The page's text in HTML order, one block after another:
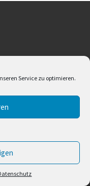
Service zu optimieren.